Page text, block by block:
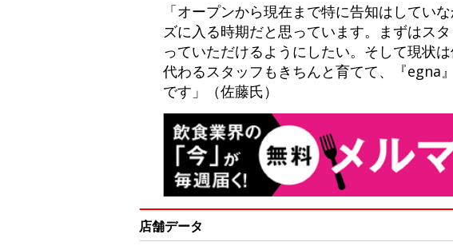
「オープンから現在まで特に告知はしてい
ズに入る時期だと思っています。まずはス
っていただけるようにしたい。そして現状
代わるスタッフもきちんと育てて、『egna
です」（佐藤氏）
店舗データ